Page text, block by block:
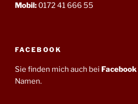
Mobil: 0172 41 666 55
FACEBOOK
Sie finden mich auch bei Facebook
Namen.